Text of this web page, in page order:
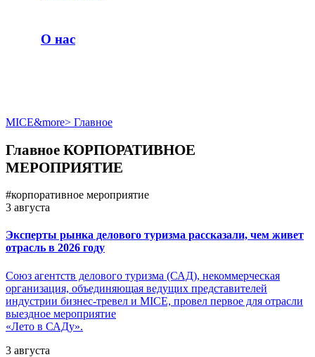
О нас
MICE&more> Главное
Главное КОРПОРАТИВНОЕ
МЕРОПРИЯТИЕ
#корпоративное мероприятие
3 августа
Эксперты рынка делового туризма рассказали, чем живет
отрасль в 2026 году
Союз агентств делового туризма (САД), некоммерческая
организация, объединяющая ведущих представителей
индустрии бизнес-тревел и MICE, провел первое для отрасли
выездное мероприятие
«Лето в САДу».
3 августа